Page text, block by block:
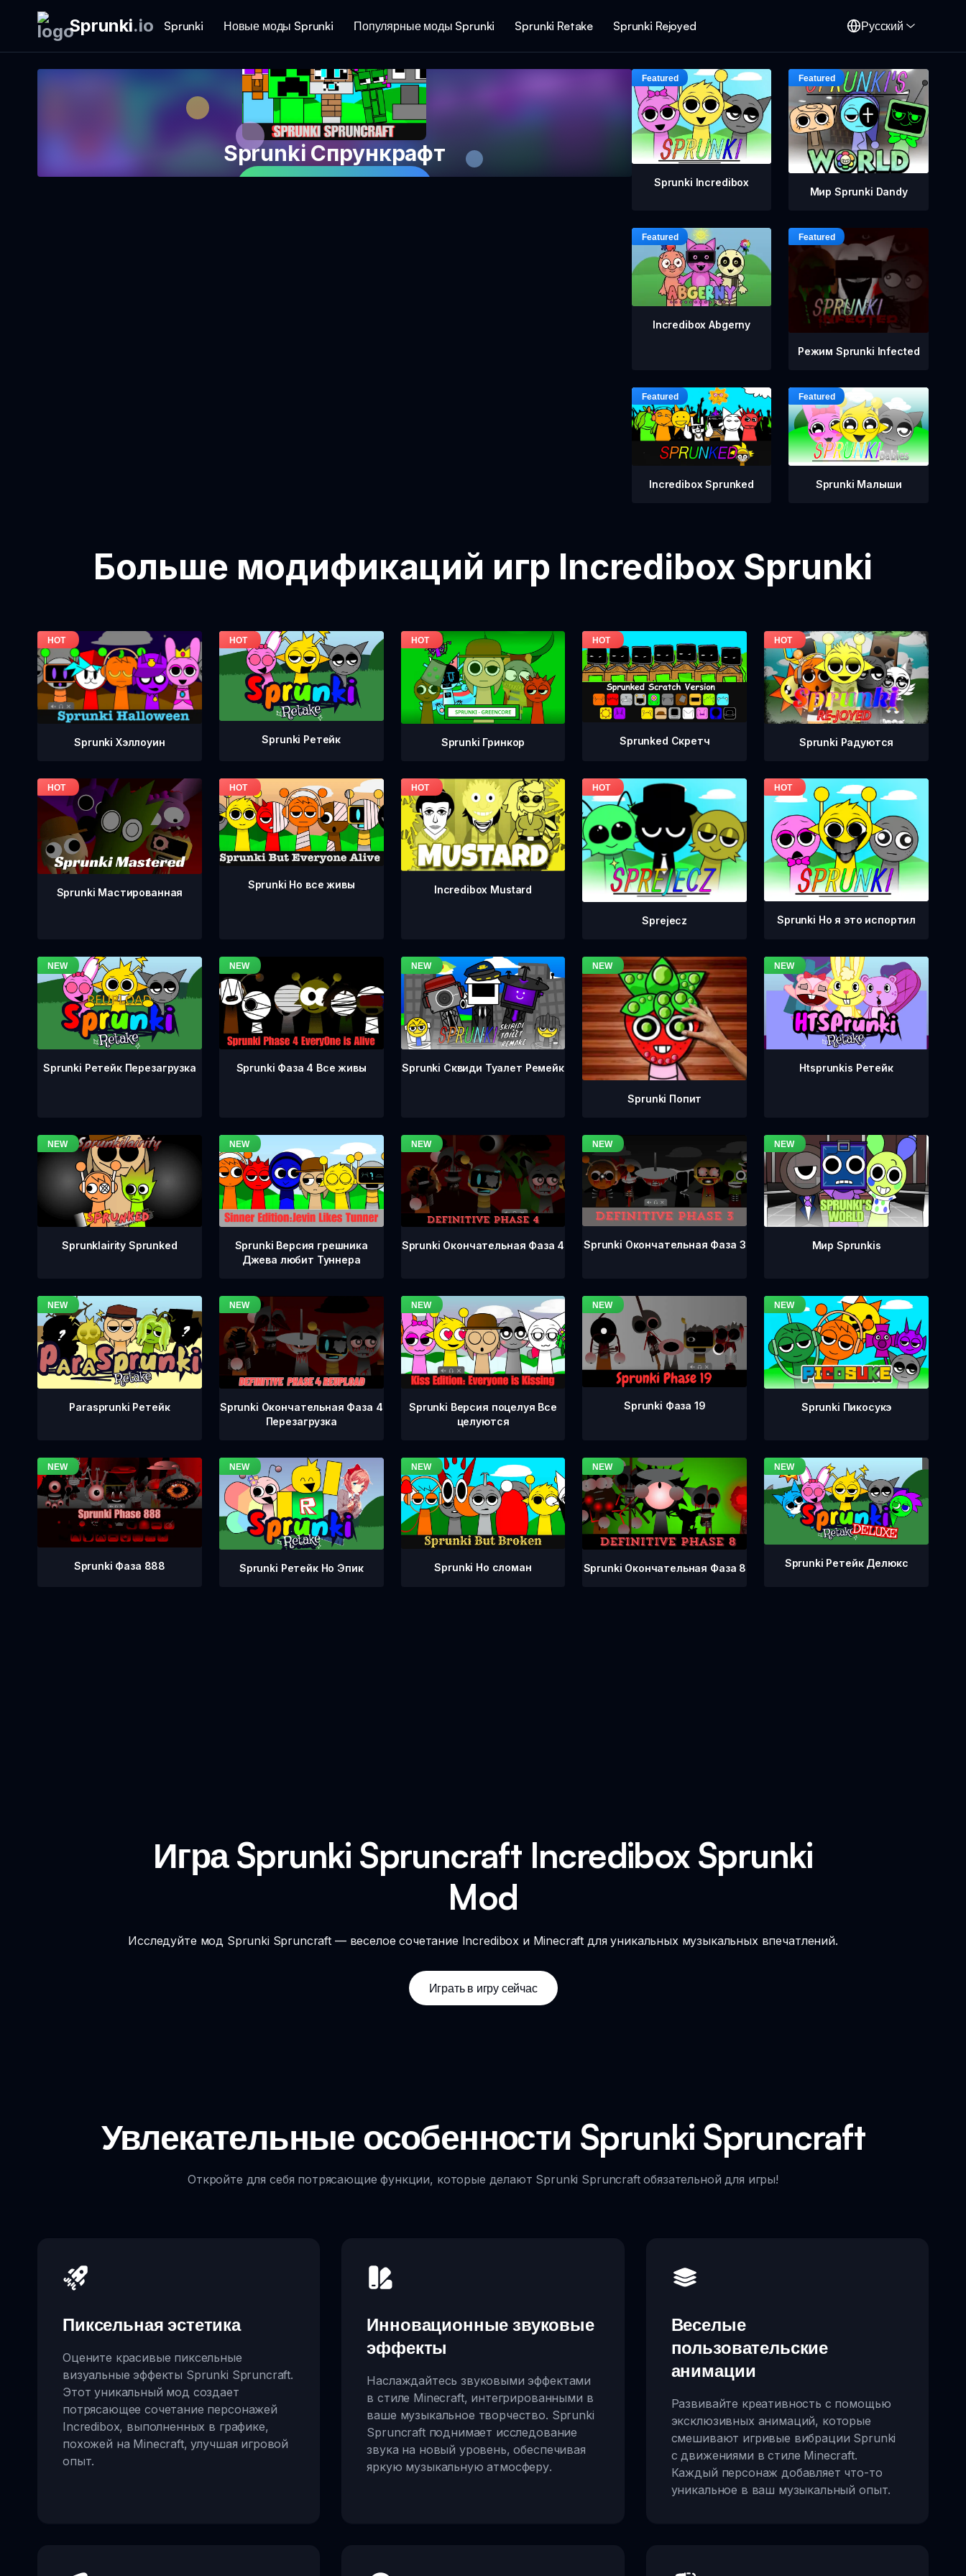
Sprunki.io Sprunki Новые моды Sprunki Популярные моды Sprunki Sprunki Retake Sprunki Rejoyed Русский
Sprunki Спрункрафт
Sprunki Incredibox
Мир Sprunki Dandy
Incredibox Abgerny
Режим Sprunki Infected
Incredibox Sprunked Sprunki Малыши
Больше модификаций игр Incredibox Sprunki
Sprunki Хэллоуин Sprunki Ретейк Sprunki Гринкор Sprunked Скретч Sprunki Радуются
Sprunki Мастированная
Sprunki Но все живы Incredibox Mustard
Sprejecz Sprunki Но я это испортил
Sprunki Ретейк Перезагрузка Sprunki Фаза 4 Все живы Sprunki Сквиди Туалет Ремейк
Sprunki Попит
Htsprunkis Ретейк
Sprunklairity Sprunked
Sprunki Версия грешника
Джева любит Туннера
Sprunki Окончательная Фаза 4 Sprunki Окончательная Фаза 3 Мир Sprunkis
Parasprunki Ретейк
Sprunki Окончательная Фаза 4
Перезагрузка
Sprunki Версия поцелуя Все
целуются
Sprunki Фаза 19 Sprunki Пикосукэ
Sprunki Фаза 888 Sprunki Ретейк Но Эпик Sprunki Но сломан Sprunki Окончательная Фаза 8 Sprunki Ретейк Делюкс
Игра Sprunki Spruncraft Incredibox Sprunki
Mod
Исследуйте мод Sprunki Spruncraft — веселое сочетание Incredibox и Minecraft для уникальных музыкальных впечатлений.
Играть в игру сейчас
Увлекательные особенности Sprunki Spruncraft
Откройте для себя потрясающие функции, которые делают Sprunki Spruncraft обязательной для игры!
Пиксельная эстетика
Оцените красивые пиксельные
визуальные эффекты Sprunki Spruncraft.
Этот уникальный мод создает
потрясающее сочетание персонажей
Incredibox, выполненных в графике,
похожей на Minecraft, улучшая игровой
опыт.
Инновационные звуковые
эффекты
Наслаждайтесь звуковыми эффектами
в стиле Minecraft, интегрированными в
ваше музыкальное творчество. Sprunki
Spruncraft поднимает исследование
звука на новый уровень, обеспечивая
яркую музыкальную атмосферу.
Веселые
пользовательские
анимации
Развивайте креативность с помощью
эксклюзивных анимаций, которые
смешивают игривые вибрации Sprunki
с движениями в стиле Minecraft.
Каждый персонаж добавляет что-то
уникальное в ваш музыкальный опыт.